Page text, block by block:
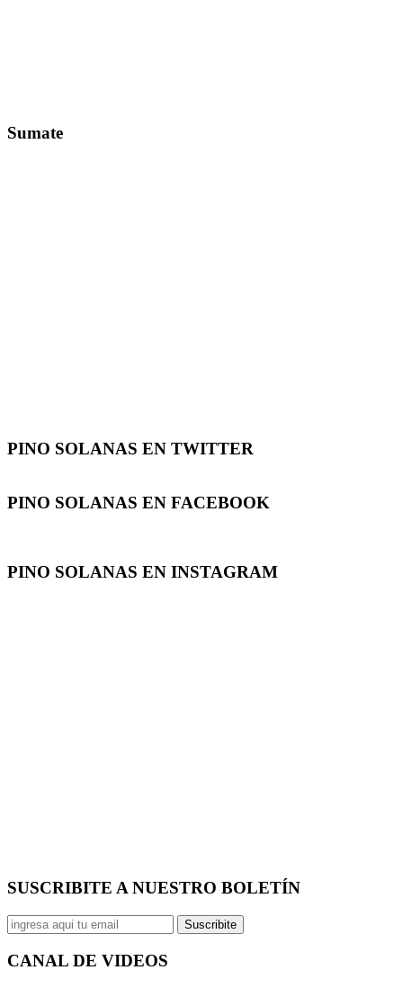
Sumate
PINO SOLANAS EN TWITTER
PINO SOLANAS EN FACEBOOK
PINO SOLANAS EN INSTAGRAM
SUSCRIBITE A NUESTRO BOLETÍN
Suscribite
CANAL DE VIDEOS